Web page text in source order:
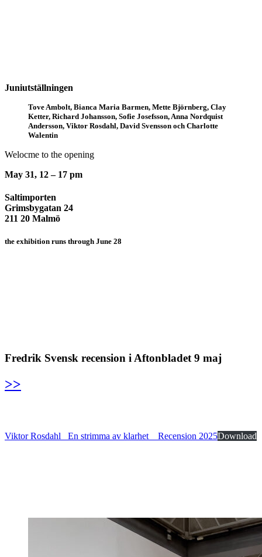
Juniutställningen
Tove Ambolt, Bianca Maria Barmen, Mette Björnberg, Clay
Ketter, Richard Johansson, Sofie Josefsson, Anna Nordquist
Andersson, Viktor Rosdahl, David Svensson och Charlotte
Walentin
Welocme to the opening
May 31, 12 – 17 pm
Saltimporten
Grimsbygatan 24
211 20 Malmö
the exhibition runs through June 28
Fredrik Svensk recension i Aftonbladet 9 maj
>>
Viktor Rosdahl_ En strimma av klarhet _ Recension 2025Download